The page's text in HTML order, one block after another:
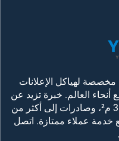
لهياكل الإعلانات
العالم. خبرة تزيد عن
25 عامًا، ومصنع على مساحة 31,000 م²، وصادرات إلى أكثر من
خدمة عملاء ممتازة. اتصل